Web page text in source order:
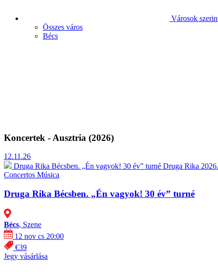
Városok
Összes város
Bécs
Koncertek - Ausztria (2026)
12.11.26
Druga Rika Bécsben. „Én vagyok! 30 év” turné Druga Rika
Concertos Música
Druga Rika Bécsben. „Én vagyok! 30 év” turné
Bécs, Szene
12 nov cs 20:00
€39
Jegy vásárlása